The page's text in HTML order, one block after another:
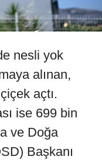
nesli yok
alınan,
açtı.
ise 699 bin
ve Doğa
Başkanı